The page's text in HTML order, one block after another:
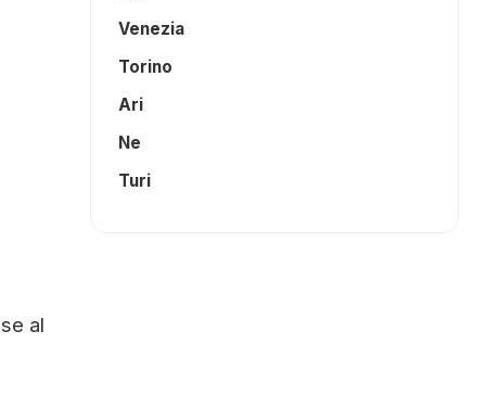
al
Venezia
Torino
Ari
Ne
Turi